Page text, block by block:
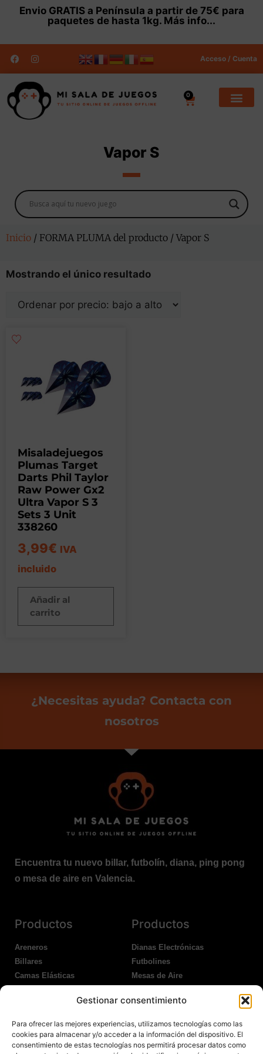
Gestionar consentimiento
Para ofrecer las mejores experiencias, utilizamos tecnologías como las
cookies para almacenar y/o acceder a la información del dispositivo. El
consentimiento de estas tecnologías nos permitirá procesar datos como
Envio GRATISa Península a partir de 75€ para
paquetes de hasta 1kg. Más info...
Acceso / Cuenta
0
Vapor S
Inicio / FORMA PLUMA del producto / Vapor S
Mostrando el único resultado
Misaladejuegos
Plumas Target
Darts Phil Taylor
Raw Power Gx2
Ultra Vapor S 3
Sets 3 Unit
338260
3,99€ IVA
incluido
Añadir al
carrito
¿Necesitas ayuda? Contacta con
nosotros
Encuentra tu nuevo billar, futbolín, diana, ping pong
o mesa de aire en Valencia.
Productos
Areneros
Billares
Camas Elásticas
Productos
Dianas Electrónicas
Futbolines
Mesas de Aire
Ping Pong Exterior
Nosotros Legales